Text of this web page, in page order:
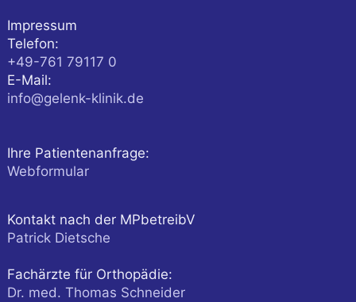
Impressum
Telefon:
+49-761 79117 0
E-Mail:
info@gelenk-klinik.de
Ihre Patientenanfrage:
Webformular
Kontakt nach der MPbetreibV
Patrick Dietsche
Fachärzte für Orthopädie:
Dr. med. Thomas Schneider